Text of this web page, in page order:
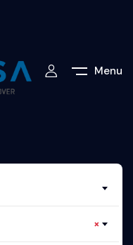
Menu
×